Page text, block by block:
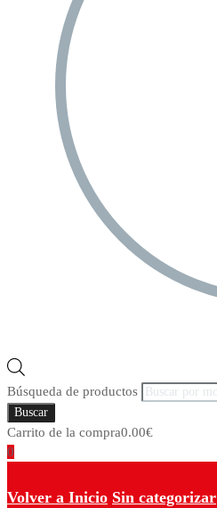
Búsqueda de productos
Buscar
Carrito de la compra0.00€
0
Volver a Inicio Sin categorizar